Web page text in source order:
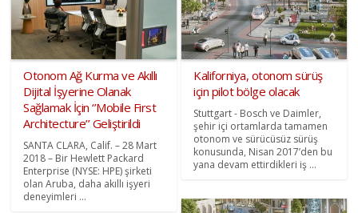
Otonom Ağ Kurma ve Akıllı
Dijital İşyerine Olanak
Sağlamak İçin ‘’Mobile First
Architecture’’ Geliştirildi
SANTA CLARA, Calif. – 28 Mart
2018 – Bir Hewlett Packard
Enterprise (NYSE: HPE) şirketi
olan Aruba, daha akıllı işyeri
deneyimleri ...
Kaliforniya, otonom sürüş
için pilot bölge olacak
Stuttgart - Bosch ve Daimler,
şehir içi ortamlarda tamamen
otonom ve sürücüsüz sürüş
konusunda, Nisan 2017’den bu
yana devam ettirdikleri iş ...